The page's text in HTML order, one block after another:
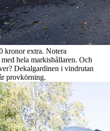
kronor extra. Notera
hela markishållaren. Och
Dekalgardinen i vindrutan
provkörning.